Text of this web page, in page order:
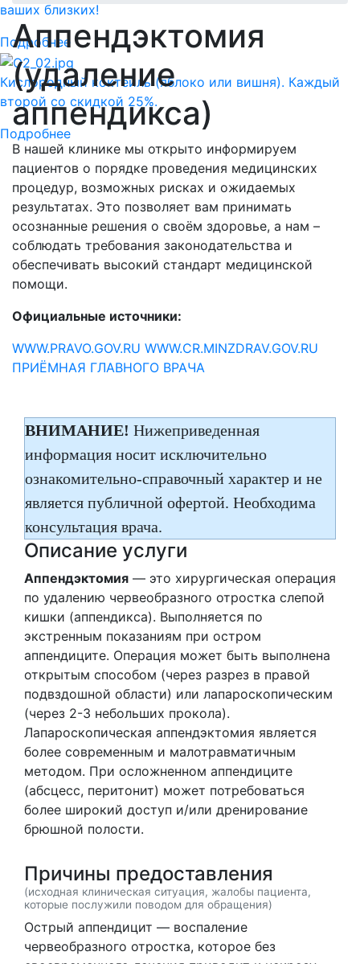
ваших близких!
Подробнее
Кислородный коктейль (яблоко или вишня). Каждый
второй со скидкой 25%.
Подробнее
Аппендэктомия
(удаление
аппендикса)
В нашей клинике мы открыто информируем
пациентов о порядке проведения медицинских
процедур, возможных рисках и ожидаемых
результатах. Это позволяет вам принимать
осознанные решения о своём здоровье, а нам –
соблюдать требования законодательства и
обеспечивать высокий стандарт медицинской
помощи.
Официальные источники:
WWW.PRAVO.GOV.RU WWW.CR.MINZDRAV.GOV.RU
ПРИЁМНАЯ ГЛАВНОГО ВРАЧА
ВНИМАНИЕ! Нижеприведенная
информация носит исключительно
ознакомительно-справочный характер и не
является публичной офертой. Необходима
консультация врача.
Описание услуги
Аппендэктомия — это хирургическая операция
по удалению червеобразного отростка слепой
кишки (аппендикса). Выполняется по
экстренным показаниям при остром
аппендиците. Операция может быть выполнена
открытым способом (через разрез в правой
подвздошной области) или лапароскопическим
(через 2-3 небольших прокола).
Лапароскопическая аппендэктомия является
более современным и малотравматичным
методом. При осложненном аппендиците
(абсцесс, перитонит) может потребоваться
более широкий доступ и/или дренирование
брюшной полости.
Причины предоставления
(исходная клиническая ситуация, жалобы пациента,
которые послужили поводом для обращения)
Острый аппендицит — воспаление
червеобразного отростка, которое без